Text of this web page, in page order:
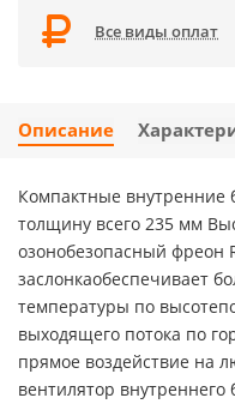
Все виды оплат
Описание
Компактные внутренние
толщину всего 235 мм
озонобезопасный фреон
заслонкаобеспечивает
температуры по
выходящего потока по
прямое воздействие на
вентилятор